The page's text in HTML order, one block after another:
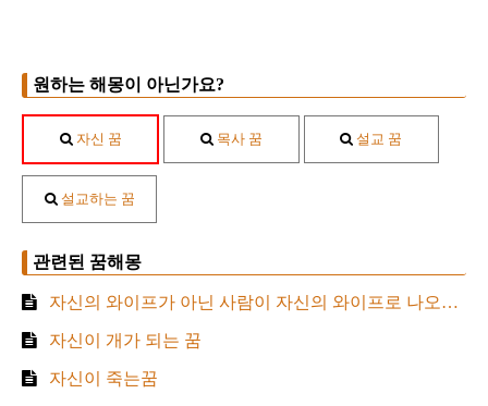
원하는 해몽이 아닌가요?
자신 꿈 목사 꿈 설교 꿈
설교하는 꿈
관련된 꿈해몽
자신의 와이프가 아닌 사람이 자신의 와이프로 나오는 꿈
자신이 개가 되는 꿈
자신이 죽는꿈